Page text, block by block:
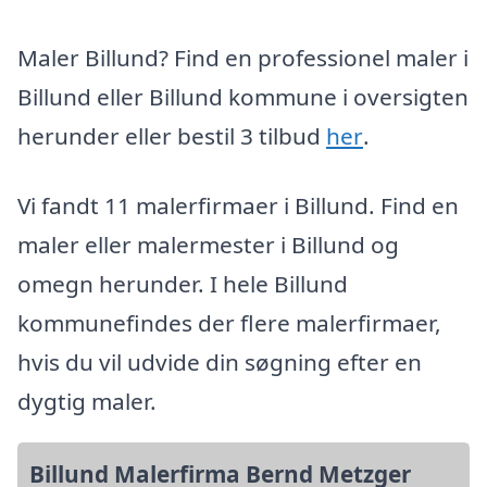
Maler Billund? Find en professionel maler i
Billund eller Billund kommune i oversigten
herunder eller bestil 3 tilbud her.
Vi fandt 11 malerfirmaer i Billund. Find en
maler eller malermester i Billund og
omegn herunder. I hele Billund
kommunefindes der flere malerfirmaer,
hvis du vil udvide din søgning efter en
dygtig maler.
Billund Malerfirma Bernd Metzger